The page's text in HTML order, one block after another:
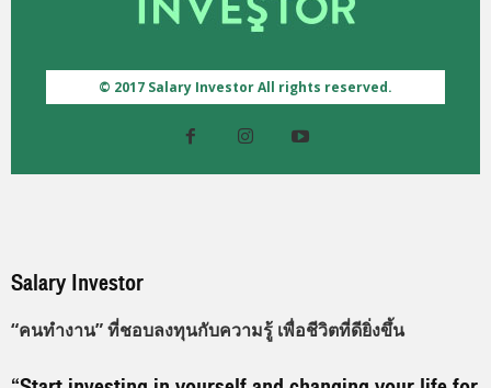
© 2017 Salary Investor All rights reserved.
Salary Investor
“คนทำงาน” ที่ชอบลงทุนกับความรู้ เพื่อชีวิตที่ดียิ่งขึ้น